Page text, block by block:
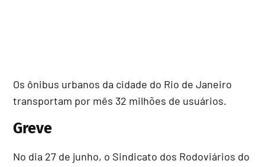
Os ônibus urbanos da cidade do Rio de Janeiro
transportam por mês 32 milhões de usuários.
Greve
No dia 27 de junho, o Sindicato dos Rodoviários do